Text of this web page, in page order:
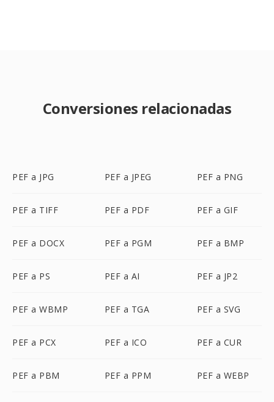
Conversiones relacionadas
PEF a JPG PEF a JPEG PEF a PNG
PEF a TIFF PEF a PDF PEF a GIF
PEF a DOCX PEF a PGM PEF a BMP
PEF a PS PEF a AI PEF a JP2
PEF a WBMP PEF a TGA PEF a SVG
PEF a PCX PEF a ICO PEF a CUR
PEF a PBM PEF a PPM PEF a WEBP